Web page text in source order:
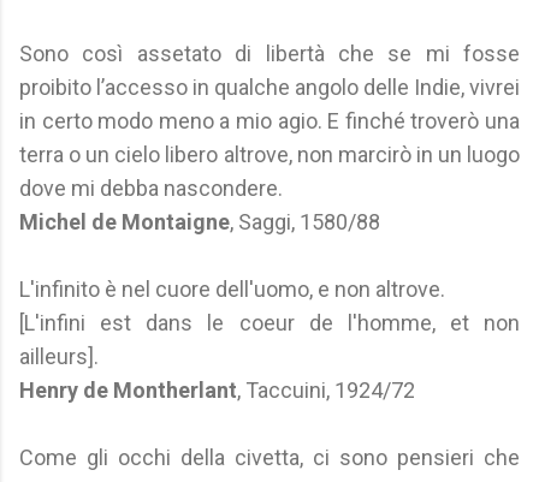
Sono così assetato di libertà che se mi fosse
proibito l’accesso in qualche angolo delle Indie, vivrei
in certo modo meno a mio agio. E finché troverò una
terra o un cielo libero altrove, non marcirò in un luogo
dove mi debba nascondere.
Michel de Montaigne, Saggi, 1580/88
L'infinito è nel cuore dell'uomo, e non altrove.
[L'infini est dans le coeur de l'homme, et non
ailleurs].
Henry de Montherlant, Taccuini, 1924/72
Come gli occhi della civetta, ci sono pensieri che